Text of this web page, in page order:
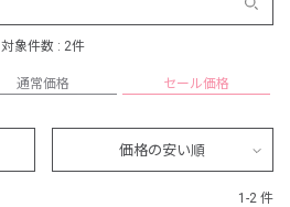
対象件数 : 2件
通常価格 セール価格
価格の安い順
1-2 件